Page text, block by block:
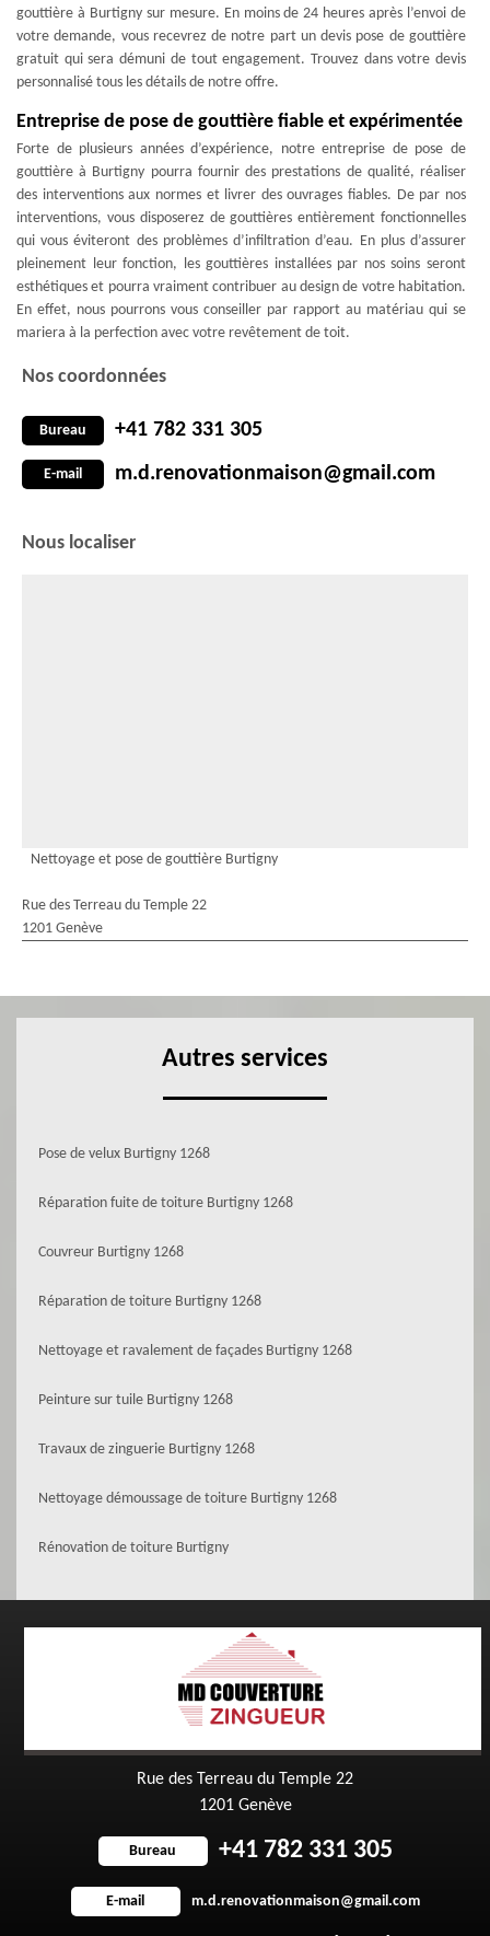
gouttière à Burtigny sur mesure. En moins de 24 heures après l’envoi de
votre demande, vous recevrez de notre part un devis pose de gouttière
gratuit qui sera démuni de tout engagement. Trouvez dans votre devis
personnalisé tous les détails de notre offre.
Entreprise de pose de gouttière fiable et expérimentée
Forte de plusieurs années d’expérience, notre entreprise de pose de
gouttière à Burtigny pourra fournir des prestations de qualité, réaliser
des interventions aux normes et livrer des ouvrages fiables. De par nos
interventions, vous disposerez de gouttières entièrement fonctionnelles
qui vous éviteront des problèmes d’infiltration d’eau. En plus d’assurer
pleinement leur fonction, les gouttières installées par nos soins seront
esthétiques et pourra vraiment contribuer au design de votre habitation.
En effet, nous pourrons vous conseiller par rapport au matériau qui se
mariera à la perfection avec votre revêtement de toit.
Nos coordonnées
Bureau +41 782 331 305
E-mail m.d.renovationmaison@gmail.com
Nous localiser
Nettoyage et pose de gouttière Burtigny
Rue des Terreau du Temple 22
1201 Genève
Autres services
Pose de velux Burtigny 1268
Réparation fuite de toiture Burtigny 1268
Couvreur Burtigny 1268
Réparation de toiture Burtigny 1268
Nettoyage et ravalement de façades Burtigny 1268
Peinture sur tuile Burtigny 1268
Travaux de zinguerie Burtigny 1268
Nettoyage démoussage de toiture Burtigny 1268
Rénovation de toiture Burtigny
Rue des Terreau du Temple 22
1201 Genève
Bureau +41 782 331 305
E-mail m.d.renovationmaison@gmail.com